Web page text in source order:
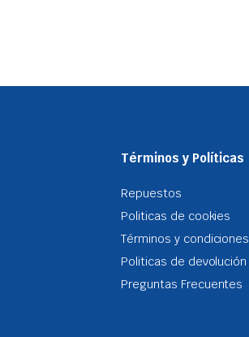
Términos y Políticas
Repuestos
Politicas de cookies
Términos y condiciones
Politicas de devolución
Preguntas Frecuentes